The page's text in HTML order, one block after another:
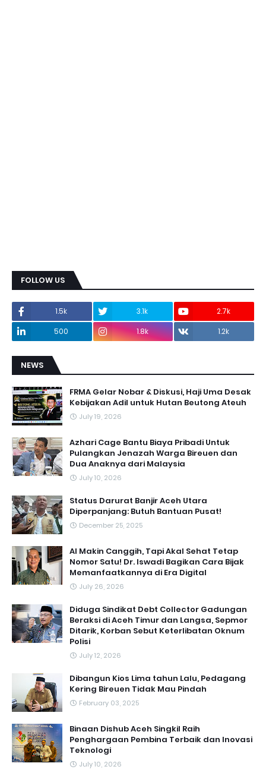
FOLLOW US
1.5k 3.1k
2.7k
500
1.8k 1.2k
NEWS
FRMA Gelar Nobar & Diskusi, Haji Uma Desak
Kebijakan Adil untuk Hutan Beutong Ateuh
July 19, 2026
Azhari Cage Bantu Biaya Pribadi Untuk
Pulangkan Jenazah Warga Bireuen dan
Dua Anaknya dari Malaysia
July 10, 2026
Status Darurat Banjir Aceh Utara
Diperpanjang: Butuh Bantuan Pusat!
December 25, 2025
AI Makin Canggih, Tapi Akal Sehat Tetap
Nomor Satu! Dr. Iswadi Bagikan Cara Bijak
Memanfaatkannya di Era Digital
July 26, 2026
Diduga Sindikat Debt Collector Gadungan
Beraksi di Aceh Timur dan Langsa, Sepmor
Ditarik, Korban Sebut Keterlibatan Oknum
Polisi
July 12, 2026
Dibangun Kios Lima tahun Lalu, Pedagang
Kering Bireuen Tidak Mau Pindah
February 03, 2025
Binaan Dishub Aceh Singkil Raih
Penghargaan Pembina Terbaik dan Inovasi
Teknologi
July 10, 2026